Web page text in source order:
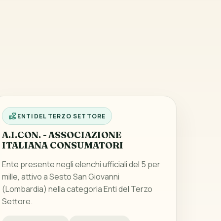
ENTI DEL TERZO SETTORE
A.I.CON. - ASSOCIAZIONE
ITALIANA CONSUMATORI
Ente presente negli elenchi ufficiali del 5 per
mille, attivo a Sesto San Giovanni
(Lombardia) nella categoria Enti del Terzo
Settore.